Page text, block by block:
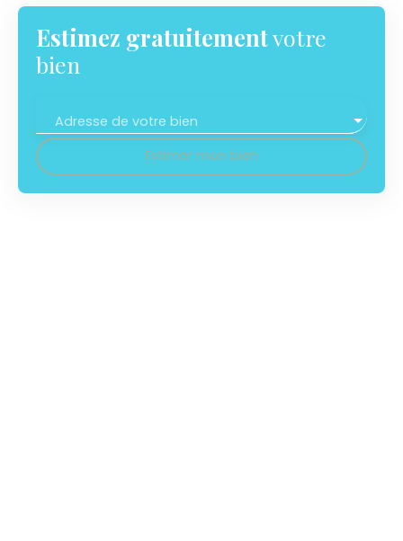
Estimez gratuitementvotre
bien
Adresse de votre bien
Estimer mon bien